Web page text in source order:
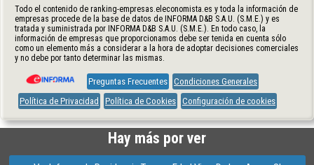
Todo el contenido de ranking-empresas.eleconomista.es y toda la información de
empresas procede de la base de datos de INFORMA D&B S.A.U. (S.M.E.) y es
tratada y suministrada por INFORMA D&B S.A.U. (S.M.E.). En todo caso, la
información de empresas que proporcionamos debe ser tenida en cuenta sólo
como un elemento más a considerar a la hora de adoptar decisiones comerciales
y no debe por tanto determinar las mismas.
Preguntas Frecuentes Condiciones Generales
Política de Privacidad
Política de Cookies Configuración de cookies
Hay más por ver